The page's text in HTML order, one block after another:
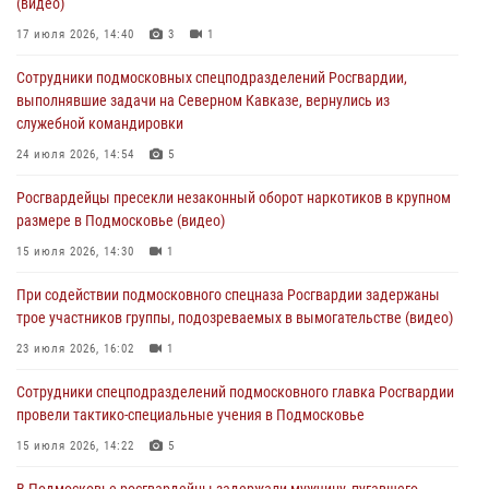
изготовлении поддельных документов (видео)
05 августа 2026, 15:48
Сотрудники спецподразделения подмосковного главка Росгвардии
отработали навыки огневой подготовки на комплексных учениях
04 августа 2026, 12:21
сигналам «Тревога» с охраняемых объектов в Подмосковье
04 августа 2026, 12:15
(видео)
03 августа 2026, 15:32
17 июля 2026, 14:40 3 1
Сотрудники подмосковных спецподразделений Росгвардии,
выполнявшие задачи на Северном Кавказе, вернулись из
служебной командировки
24 июля 2026, 14:54 5
Росгвардейцы пресекли незаконный оборот наркотиков в крупном
размере в Подмосковье (видео)
15 июля 2026, 14:30 1
При содействии подмосковного спецназа Росгвардии задержаны
трое участников группы, подозреваемых в вымогательстве (видео)
23 июля 2026, 16:02 1
Сотрудники спецподразделений подмосковного главка Росгвардии
провели тактико-специальные учения в Подмосковье
15 июля 2026, 14:22 5